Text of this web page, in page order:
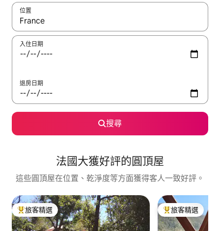
位置
如有搜尋結果，瀏覽內容時請使用上下箭頭，或輕點、滑動裝置。
入住日期
退房日期
搜尋
法國大獲好評的圓頂屋
這些圓頂屋在位置、乾淨度等方面獲得客人一致好評。
旅客精選榜首
旅客精選 旅客精選榜首
旅客精選